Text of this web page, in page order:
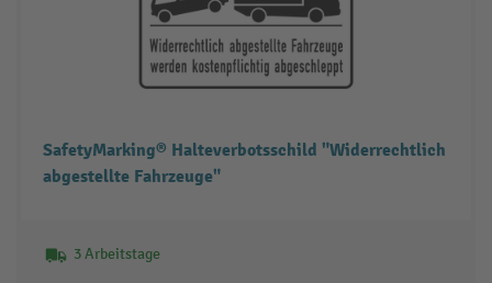
SafetyMarking® Halteverbotsschild "Widerrechtlich
abgestellte Fahrzeuge"
3 Arbeitstage